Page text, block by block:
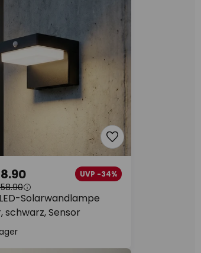
Solarwandlampe
schwarz, Sensor
UVP -34%